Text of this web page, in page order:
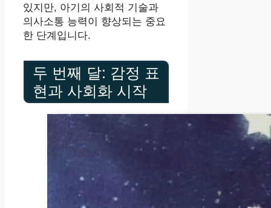
있지만, 아기의 사회적 기술과
의사소통 능력이 향상되는 중요
한 단계입니다.
두 번째 달: 감정 표
현과 사회화 시작